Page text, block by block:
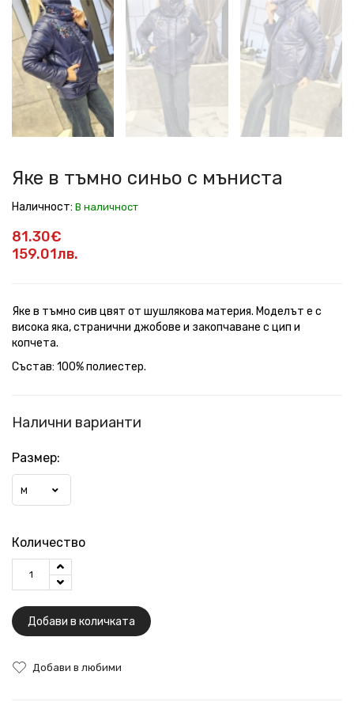
в
тъмно
синьо
с
мъниста
в
тъмно
синьо
с
мъниста
в
тъмно
синьо
с
мъниста
в
тъмно
синьо
с
мъниста
в
тъмно
синьо
с
мъниста
в
тъмно
синьо
с
мъниста
в
тъмно
синьо
с
мъниста
Яке в тъмно синьо с мъниста
Наличност: В наличност
81.30€
159.01лв.
Яке в тъмно сив цвят от шушлякова материя. Моделът е с
висока яка, странични джобове и закопчаване с цип и
копчета.
Състав: 100% полиестер.
Налични варианти
Размер:
М
Количество
Добави в количката
Добави в любими